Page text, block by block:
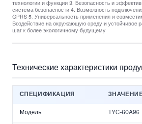
технологии и функции 3. Безопасность и
система безопасности 4. Возможность
GPRS 5. Универсальность применения и
Воздействие на окружающую среду и устойчивое
шаг к более экологичному будущему
Технические характеристики
СПЕЦИФИКАЦИЯ
Модель TYC-60A96